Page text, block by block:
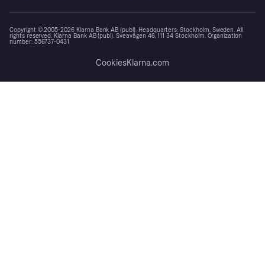
Copyright © 2005-2026 Klarna Bank AB (publ). Headquarters: Stockholm, Sweden. All
rights reserved. Klarna Bank AB (publ). Sveavägen 46, 111 34 Stockholm. Organization
number: 556737-0431
CookiesKlarna.com